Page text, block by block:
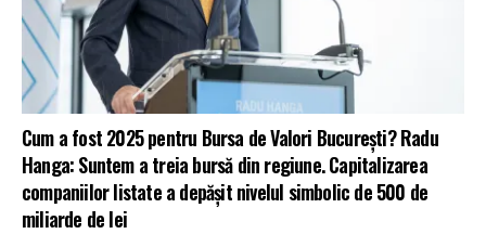
Cum a fost 2025 pentru Bursa de Valori București? Radu
Hanga: Suntem a treia bursă din regiune. Capitalizarea
companiilor listate a depășit nivelul simbolic de 500 de
miliarde de lei